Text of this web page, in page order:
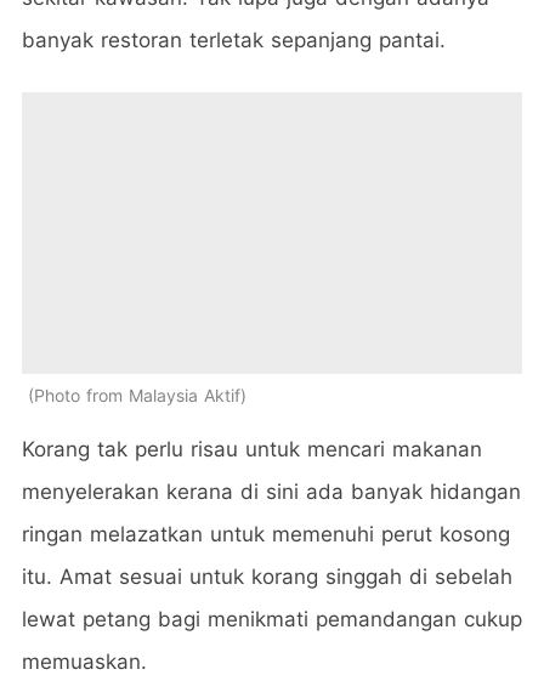
banyak restoran terletak sepanjang pantai.
Photo from Malaysia Aktif
Korang tak perlu risau untuk mencari makanan
menyelerakan kerana di sini ada banyak hidangan
ringan melazatkan untuk memenuhi perut kosong
itu. Amat sesuai untuk korang singgah di sebelah
lewat petang bagi menikmati pemandangan cukup
memuaskan.